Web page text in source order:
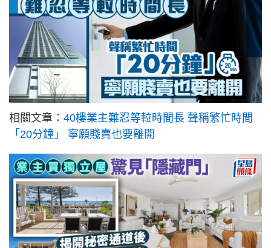
相關文章： 40樓業主難忍等𨋢時間長 聲稱繁忙時間
「20分鐘」 寧願賤賣也要離開